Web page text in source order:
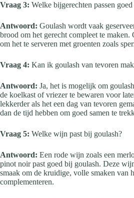
Vraag 3: Welke bijgerechten passen
Antwoord: Goulash wordt vaak
brood om het gerecht compleet te
om het te serveren met groenten zoals
Vraag 4: Kan ik goulash van tevoren
Antwoord: Ja, het is mogelijk om
de koelkast of vriezer te bewaren voor
lekkerder als het een dag van tevoren
dan de tijd hebben om goed samen te
Vraag 5: Welke wijn past bij goulash?
Antwoord: Een rode wijn zoals een
pinot noir past goed bij goulash. Deze
smaak om de kruidige, volle smaken van
complementeren.